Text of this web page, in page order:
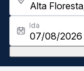
Ida